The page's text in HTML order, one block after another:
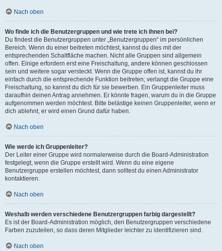
Nach oben
Wo finde ich die Benutzergruppen und wie trete ich ihnen bei?
Du findest die Benutzergruppen unter „Benutzergruppen“ im persönlichen
Bereich. Wenn du einer beitreten möchtest, kannst du dies mit der
entsprechenden Schaltfläche machen. Nicht alle Gruppen sind allgemein
offen. Einige erfordern erst eine Freischaltung, andere können geschlossen
sein und weitere sogar versteckt. Wenn die Gruppe offen ist, kannst du ihr
einfach durch die entsprechende Funktion beitreten; verlangt die Gruppe eine
Freischaltung, so kannst du dich für sie bewerben. Ein Gruppenleiter muss
daraufhin deinen Antrag annehmen. Er könnte fragen, warum du in die Gruppe
aufgenommen werden möchtest. Bitte belästige keinen Gruppenleiter, wenn er
dich ablehnt, er wird einen Grund dafür haben.
Nach oben
Wie werde ich Gruppenleiter?
Der Leiter einer Gruppe wird normalerweise durch die Board-Administration
festgelegt, wenn die Gruppe erstellt wird. Wenn du eine eigene
Benutzergruppe erstellen möchtest, dann solltest du einen Administrator
kontaktieren.
Nach oben
Weshalb werden verschiedene Benutzergruppen farbig dargestellt?
Es ist der Board-Administration möglich, den Benutzergruppen verschiedene
Farben zuzuteilen, so dass deren Mitglieder leichter zu identifizieren sind.
Nach oben